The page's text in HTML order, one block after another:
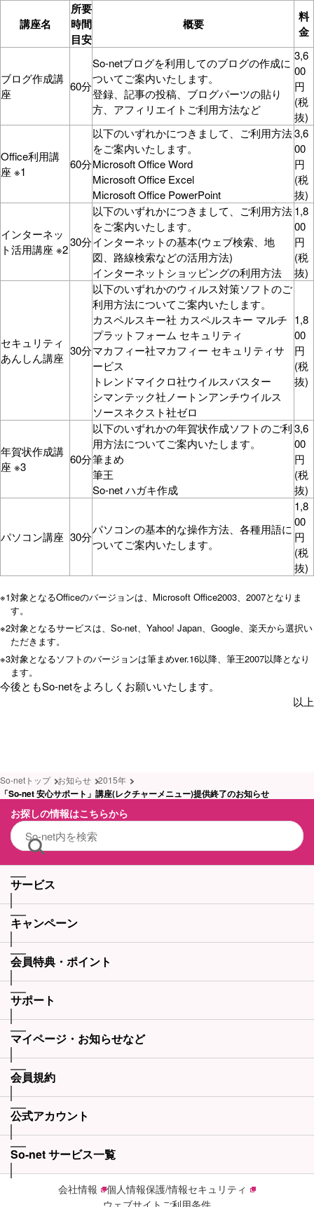
講座名
所要
時間
目安
概要
料
金
ブログ作成講
座
60分
So-netブログを利用してのブログの作成に
ついてご案内いたします。
登録、記事の投稿、ブログパーツの貼り
方、アフィリエイトご利用方法など
3,6
00
円
(税
抜)
Office利用講
座 ※1
60分
以下のいずれかにつきまして、ご利用方法
をご案内いたします。
Microsoft Office Word
Microsoft Office Excel
Microsoft Office PowerPoint
3,6
00
円
(税
抜)
インターネッ
ト活用講座 ※2
30分
以下のいずれかにつきまして、ご利用方法
をご案内いたします。
インターネットの基本(ウェブ検索、地
図、路線検索などの活用方法)
インターネットショッピングの利用方法
1,8
00
円
(税
抜)
セキュリティ
あんしん講座
30分
以下のいずれかのウィルス対策ソフトのご
利用方法についてご案内いたします。
カスペルスキー社 カスペルスキー マルチ
プラットフォーム セキュリティ
マカフィー社マカフィー セキュリティサ
ービス
トレンドマイクロ社ウイルスバスター
シマンテック社ノートンアンチウイルス
ソースネクスト社ゼロ
1,8
00
円
(税
抜)
年賀状作成講
座 ※3
60分
以下のいずれかの年賀状作成ソフトのご利
用方法についてご案内いたします。
筆まめ
筆王
So-net ハガキ作成
3,6
00
円
(税
抜)
パソコン講座 30分
パソコンの基本的な操作方法、各種用語に
ついてご案内いたします。
1,8
00
円
(税
抜)
※1対象となるOfficeのバージョンは、Microsoft Office2003、2007となりま
す。
※2対象となるサービスは、So-net、Yahoo! Japan、Google、楽天から選択い
ただきます。
※3対象となるソフトのバージョンは筆まめver.16以降、筆王2007以降となり
ます。
今後ともSo-netをよろしくお願いいたします。
以上
So-netトップ お知らせ 2015年
「So-net 安心サポート」講座(レクチャーメニュー)提供終了のお知らせ
お探しの情報はこちらから
サービス
キャンペーン
会員特典・ポイント
サポート
マイページ・お知らせなど
会員規約
公式アカウント
So-net サービス一覧
会社情報
個人情報保護/情報セキュリティ
ウェブサイトご利用条件